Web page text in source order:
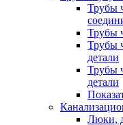
Трубы
Трубы
Трубы
детали
Трубы
детали
Люки,